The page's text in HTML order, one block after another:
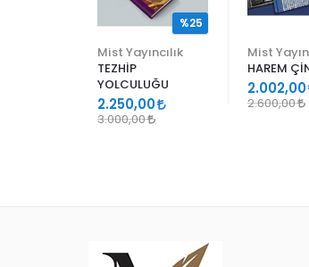
Mist Yayıncılık
TEZHİP
YOLCULUĞU
2.250,00
3.000,00
%25
Mist
HAREM
2.002,00
2.600,00